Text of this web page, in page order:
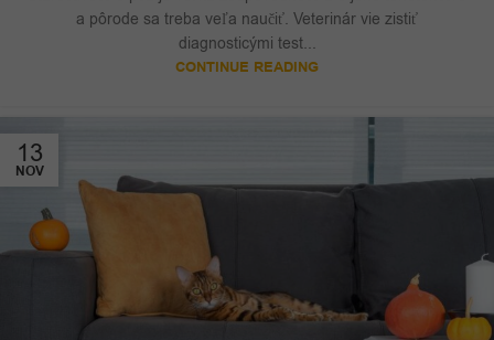
a pôrode sa treba veľa naučiť. Veterinár vie zistiť
diagnosticými test...
CONTINUE READING
13
NOV